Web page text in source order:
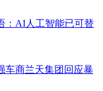
：AI人工智能已可替